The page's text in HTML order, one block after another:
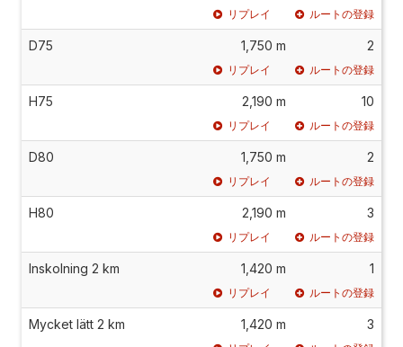
リプレイ ルートの登録
D75 1,750 m 2
リプレイ ルートの登録
H75 2,190 m 10
リプレイ ルートの登録
D80 1,750 m 2
リプレイ ルートの登録
H80 2,190 m 3
リプレイ ルートの登録
Inskolning 2 km 1,420 m 1
リプレイ ルートの登録
Mycket lätt 2 km 1,420 m 3